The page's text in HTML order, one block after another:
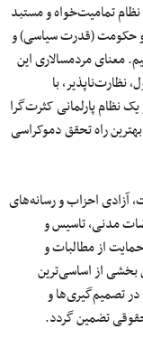
تمامیت‌خواه و مستبد
و حکومت (قدرت سیاسی) و
معنای مردمسالاری این
با
یک نظام پارلمانی کثرت‌گرا
راه تحقق دموکراسی
آزادی احزاب و رسانه‌های
مدنی، تاسیس و
از مطالبات و
از اساسی‌ترین
تصمیم‌گیری‌ها و
تضمین گردد.